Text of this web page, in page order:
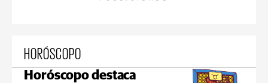
HORÓSCOPO
Horóscopo destaca